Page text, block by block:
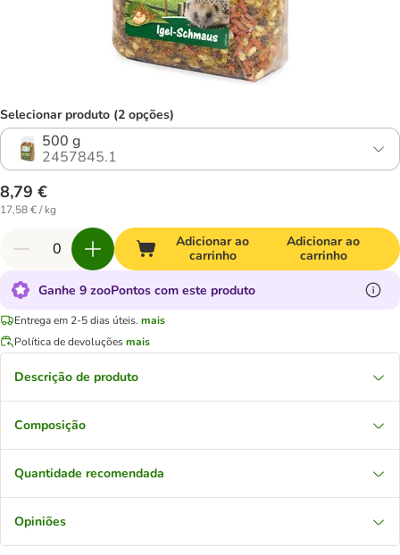
Selecionar produto (2 opções)
500 g
2457845.1
8,79 €
17,58 € / kg
Adicionar ao
carrinho
Adicionar ao
carrinho
Ganhe 9 zooPontos com este produto
Entrega em 2-5 dias úteis. mais
Política de devoluçõesmais
Descrição de produto
Composição
Quantidade recomendada
Opiniões